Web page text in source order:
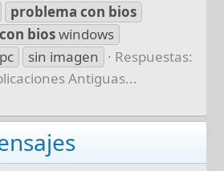
problema con bios
con bioswindows
pc sin imagen
Respuestas:
Antiguas...